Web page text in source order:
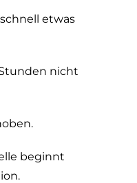
etwas
nicht
beginnt